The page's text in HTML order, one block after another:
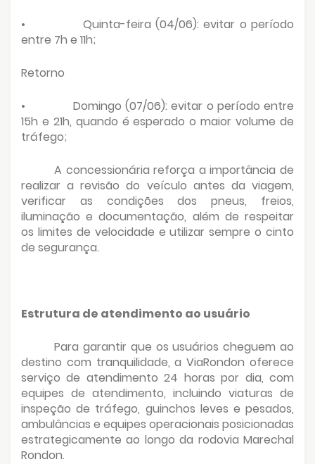
•
Quinta-feira (04/06): evitar o período
entre 7h e 11h;
Retorno
•
Domingo (07/06): evitar o período entre
15h e 21h, quando é esperado o maior volume de
tráfego;
A concessionária reforça a importância de
realizar a revisão do veículo antes da viagem,
verificar as condições dos pneus, freios,
iluminação e documentação, além de respeitar
os limites de velocidade e utilizar sempre o cinto
de segurança.
Estrutura de atendimento ao usuário
Para garantir que os usuários cheguem ao
destino com tranquilidade, a ViaRondon oferece
serviço de atendimento 24 horas por dia, com
equipes de atendimento, incluindo viaturas de
inspeção de tráfego, guinchos leves e pesados,
ambulâncias e equipes operacionais posicionadas
estrategicamente ao longo da rodovia Marechal
Rondon.